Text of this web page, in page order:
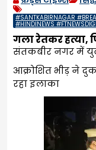
#SANTKABIRNAGAR
#HINDINEWS
गला रेतकर हत्या,
संतकबीर नगर में
आक्रोशित भीड़ ने
रहा इलाका